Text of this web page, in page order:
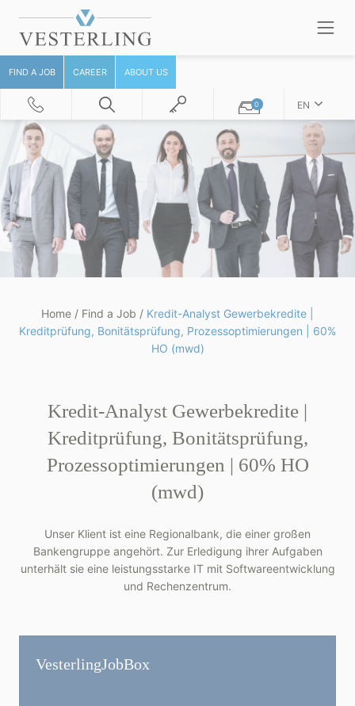
FIND A JOB CAREER ABOUT US
0 EN
Home / Find a Job / Kredit-Analyst Gewerbekredite |
Kreditprüfung, Bonitätsprüfung, Prozessoptimierungen | 60%
HO (mwd)
Kredit-Analyst Gewerbekredite |
Kreditprüfung, Bonitätsprüfung,
Prozessoptimierungen | 60% HO
(mwd)
Unser Klient ist eine Regionalbank, die einer großen
Bankengruppe angehört. Zur Erledigung ihrer Aufgaben
unterhält sie eine leistungsstarke IT mit Softwareentwicklung
und Rechenzentrum.
Vesterling­JobBox